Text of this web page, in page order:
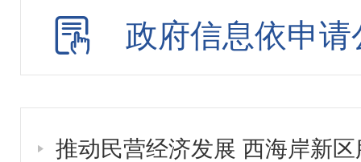
审计信息
政府工作报告
财政资金信息
重点领域信息
政府信息依申请
推动民营经济发展 西海岸新